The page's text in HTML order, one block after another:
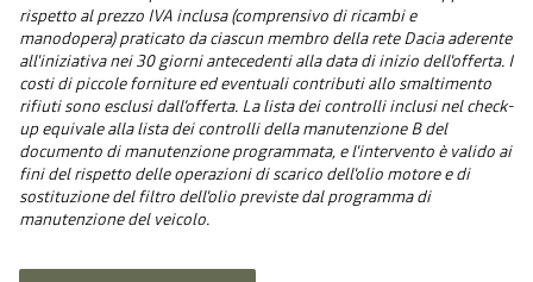
rispetto al prezzo IVA inclusa (comprensivo di ricambi e
manodopera) praticato da ciascun membro della rete Dacia aderente
all'iniziativa nei 30 giorni antecedenti alla data di inizio dell'offerta. I
costi di piccole forniture ed eventuali contributi allo smaltimento
rifiuti sono esclusi dall’offerta. La lista dei controlli inclusi nel check-
up equivale alla lista dei controlli della manutenzione B del
documento di manutenzione programmata, e l'intervento è valido ai
fini del rispetto delle operazioni di scarico dell'olio motore e di
sostituzione del filtro dell'olio previste dal programma di
manutenzione del veicolo.